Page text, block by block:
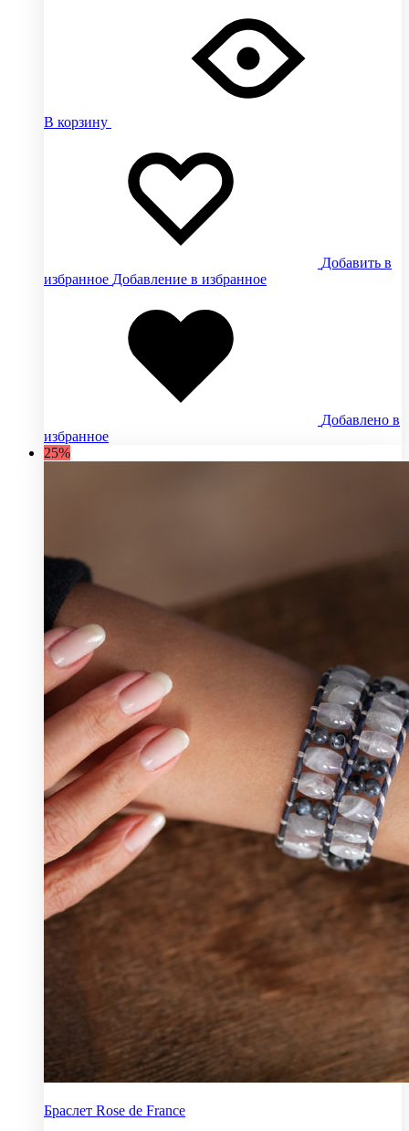
В корзину
Добавить в
избранное Добавление в избранное
Добавлено в
избранное
25%
Браслет Rose de France